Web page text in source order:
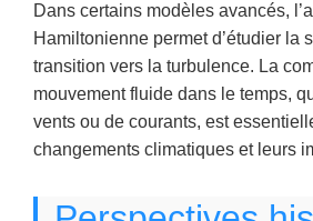
Dans certains modèles avancés,
Hamiltonienne permet d’étudier la
transition vers la turbulence. La
mouvement fluide dans le temps,
vents ou de courants, est
changements climatiques et leurs